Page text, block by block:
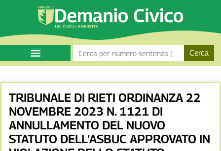
Cerca
TRIBUNALE DI RIETI ORDINANZA 22
NOVEMBRE 2023 N. 1121 DI
ANNULLAMENTO DEL NUOVO
STATUTO DELL’ASBUC APPROVATO IN